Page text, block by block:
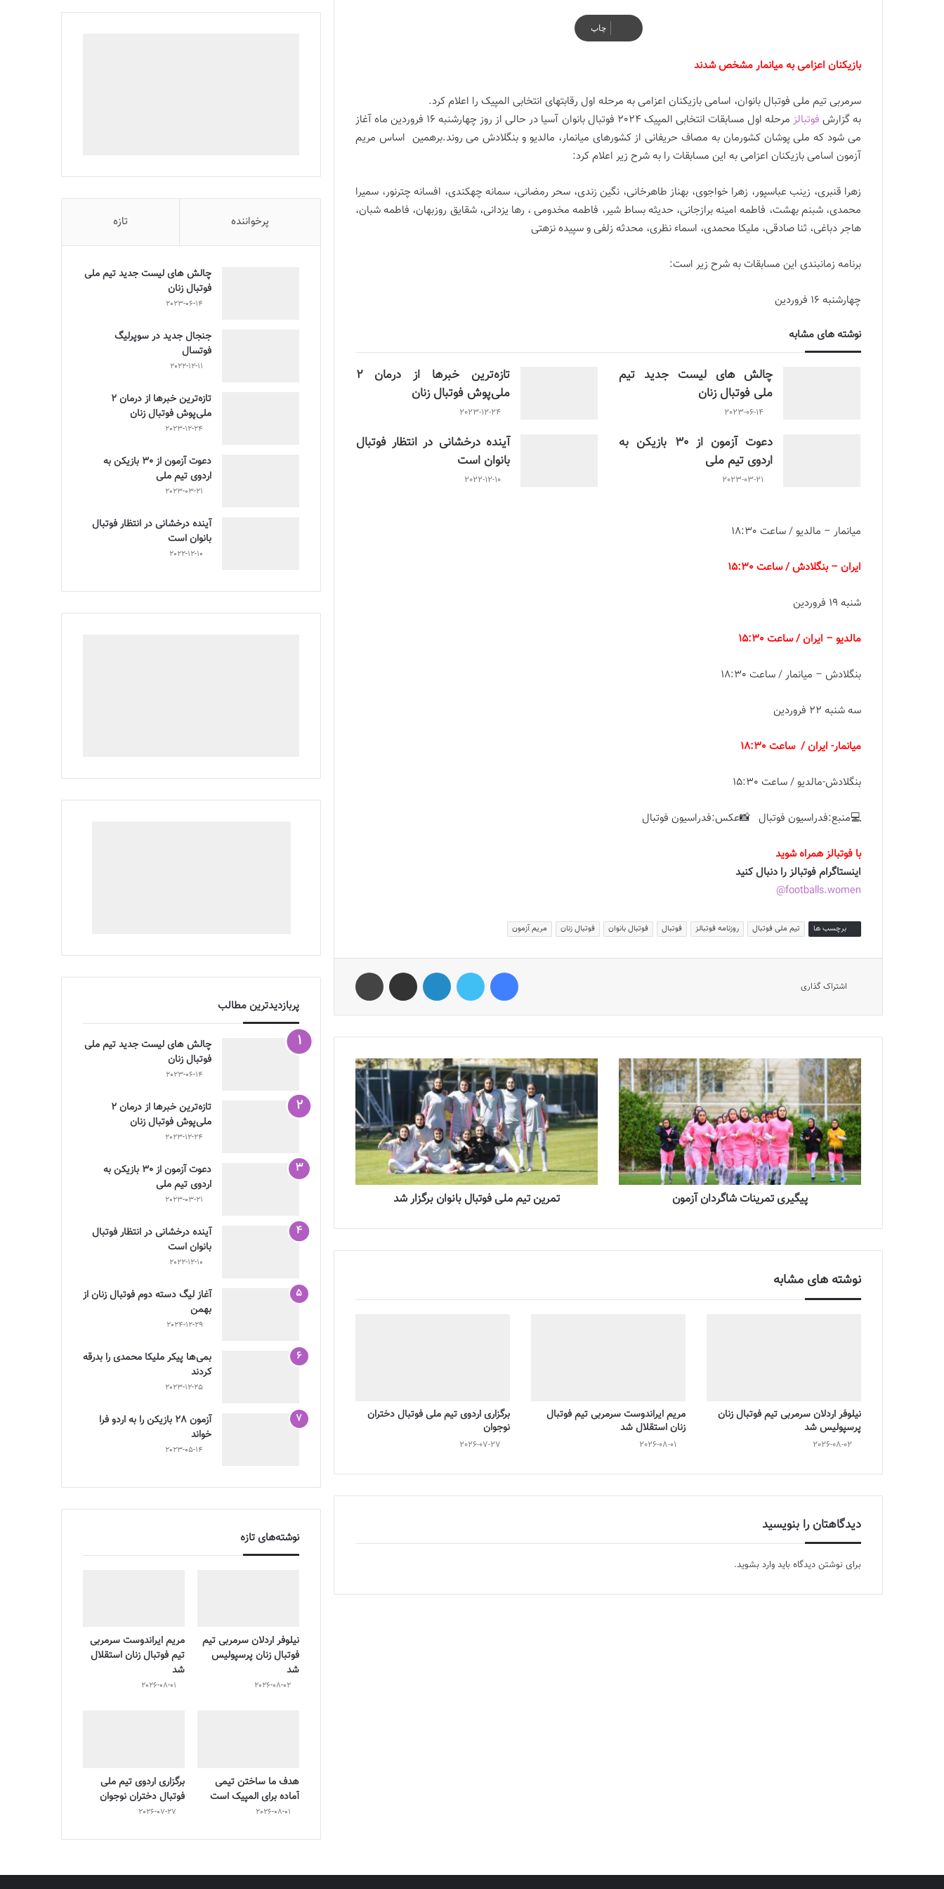
چاپ
بازیکنان اعزامی به میانمار مشخص شدند
سرمربی تیم ملی فوتبال بانوان، اسامی بازیکنان اعزامی به مرحله اول رقابتهای انتخابی المپیک را اعلام کرد.
به گزارش فوتبالز
مرحله اول مسابقات انتخابی المپیک 2024 فوتبال بانوان آسیا در حالی از روز چهارشنبه 16 فروردین ماه آغاز
می شود که ملی پوشان کشورمان به مصاف حریفانی از کشورهای میانمار، مالدیو و بنگلادش می روند.برهمین اساس مریم
آزمون اسامی بازیکنان اعزامی به این مسابقات را به شرح زیر اعلام کرد:
زهرا قنبری، زینب عباسپور، زهرا خواجوی، بهناز طاهرخانی، نگین زندی، سحر رمضانی، سمانه چهکندی، افسانه چترنور، سمیرا
محمدی، شبنم بهشت، فاطمه امینه برازجانی، حدیثه بساط شیر، فاطمه مخدومی ، رها یزدانی، شقایق روزبهان، فاطمه شبان،
هاجر دباغی، ثنا صادقی، ملیکا محمدی، اسماء نظری، محدثه زلفی و سپیده نزهتی
برنامه زمانبندی این مسابقات به شرح زیر است:
چهارشنبه 16 فروردین
نوشته های مشابه
چالش هاى ليست جدید تيم
ملى فوتبال زنان
2023-06-14
تازه‌ترین خبرها از درمان ۲
ملی‌پوش فوتبال زنان
2023-12-24
دعوت آزمون از 30 بازیکن به
اردوی تیم ملی
2023-03-21
آینده درخشانی در انتظار فوتبال
بانوان است
2022-12-10
میانمار – مالدیو / ساعت 18:30
ایران –بنگلادش / ساعت 15:30
شنبه 19 فروردین
مالدیو – ایران / ساعت 15:30
بنگلادش – میانمار / ساعت 18:30
سه شنبه 22 فروردین
میانمار- ایران / ساعت 18:30
بنگلادش-مالدیو / ساعت 15:30
💻منبع:فدراسیون فوتبال 📸عکس:فدراسیون فوتبال
با فوتبالز همراه شوید
اینستاگرام فوتبالز را دنبال کنید
footballs.women@
برچسب ها تیم ملی فوتبال روزنامه فوتبالز فوتبال فوتبال بانوان فوتبال زنان مریم آزمون
اشتراک گذاری
پیگیری تمرینات شاگردان آزمون تمرین تیم ملی فوتبال بانوان برگزار شد
نوشته های مشابه
نیلوفر اردلان سرمربی تیم فوتبال زنان
پرسپولیس شد
2026-08-02
مریم ایراندوست سرمربی تیم فوتبال
زنان استقلال شد
2026-08-01
برگزاری اردوی تیم ملی فوتبال دختران
نوجوان
2026-07-27
دیدگاهتان را بنویسید
برای نوشتن دیدگاه باید وارد بشوید.
پرخواننده تازه
چالش هاى ليست جدید تيم ملى
فوتبال زنان
2023-06-14
جنجال جدید در سوپرلیگ
فوتسال
2022-12-11
تازه‌ترین خبرها از درمان ۲
ملی‌پوش فوتبال زنان
2023-12-24
دعوت آزمون از 30 بازیکن به
اردوی تیم ملی
2023-03-21
آینده درخشانی در انتظار فوتبال
بانوان است
2022-12-10
پربازدیدترین مطالب
چالش هاى ليست جدید تيم ملى
فوتبال زنان
2023-06-14
تازه‌ترین خبرها از درمان ۲
ملی‌پوش فوتبال زنان
2023-12-24
دعوت آزمون از 30 بازیکن به
اردوی تیم ملی
2023-03-21
آینده درخشانی در انتظار فوتبال
بانوان است
2022-12-10
آغاز لیگ دسته دوم فوتبال زنان از
بهمن
2024-12-29
بمی‌ها پیکر ملیکا محمدی را بدرقه
کردند
2023-12-25
آزمون 28 بازیکن را به اردو فرا
خواند
2023-05-14
نوشته‌های تازه
نیلوفر اردلان سرمربی تیم
فوتبال زنان پرسپولیس
شد
2026-08-02
مریم ایراندوست سرمربی
تیم فوتبال زنان استقلال
شد
2026-08-01
هدف ما ساختن تیمی
آماده برای المپیک است
2026-08-01
برگزاری اردوی تیم ملی
فوتبال دختران نوجوان
2026-07-27